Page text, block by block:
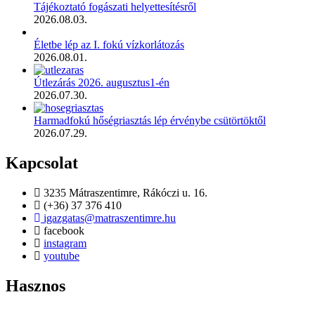
Tájékoztató fogászati helyettesítésről
2026.08.03.
Életbe lép az I. fokú vízkorlátozás
2026.08.01.
Útlezárás 2026. augusztus1-én
2026.07.30.
Harmadfokú hőségriasztás lép érvénybe csütörtöktől
2026.07.29.
Kapcsolat
3235 Mátraszentimre, Rákóczi u. 16.
(+36) 37 376 410
igazgatas@matraszentimre.hu
facebook
instagram
youtube
Hasznos